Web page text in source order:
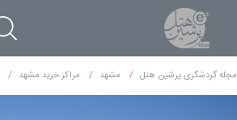
مجله گردشگری پرشین هتل مشهد مراکز خرید مشهد